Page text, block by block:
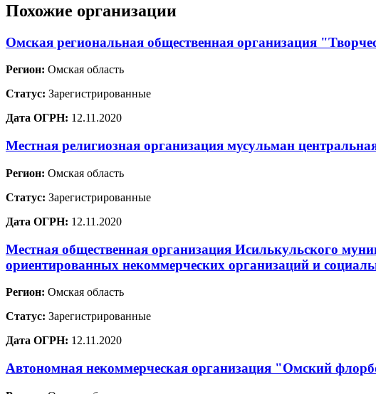
Похожие организации
Омская региональная общественная организация
Регион: Омская область
Статус: Зарегистрированные
Дата ОГРН: 12.11.2020
Местная религиозная организация мусульман
Регион: Омская область
Статус: Зарегистрированные
Дата ОГРН: 12.11.2020
Местная общественная организация Исилькульского
ориентированных некоммерческих организаций и
Регион: Омская область
Статус: Зарегистрированные
Дата ОГРН: 12.11.2020
Автономная некоммерческая организация "Омский